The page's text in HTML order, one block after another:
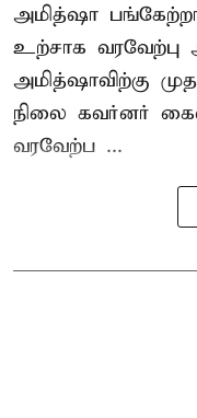
அமித்ஷா
உற்சாக வரவேற்பு
அமித்ஷாவிற்கு
நிலை கவர்னர்
வரவேற்ப ...